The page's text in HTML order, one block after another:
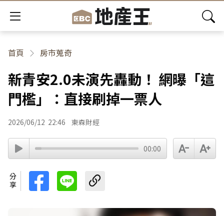
首頁 房市蒐奇
新青安2.0未演先轟動！ 網曝「這
門檻」：直接刷掉一票人
2026/06/12 22:46 東森財經
00:00
分享